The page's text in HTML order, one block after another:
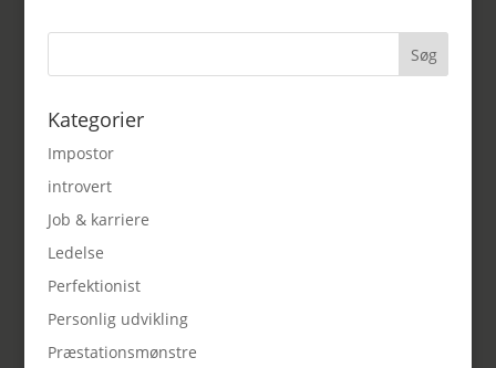
Kategorier
Impostor
introvert
Job & karriere
Ledelse
Perfektionist
Personlig udvikling
Præstationsmønstre